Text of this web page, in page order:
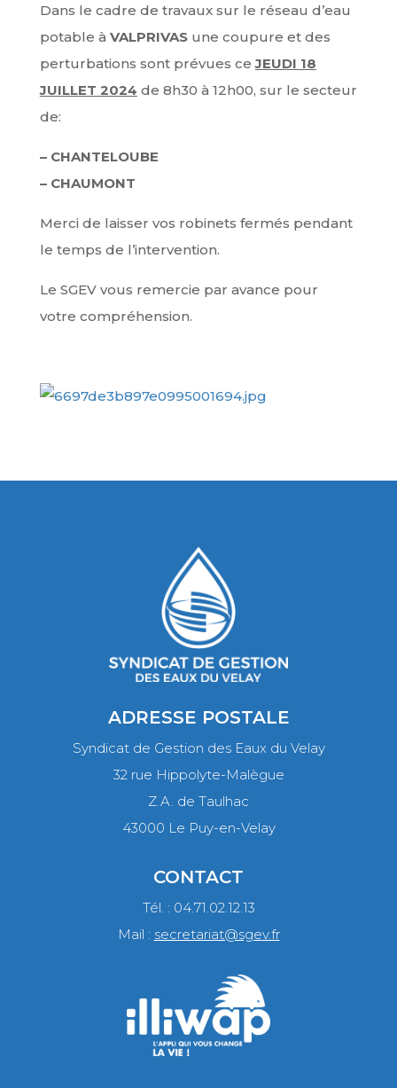
Dans le cadre de travaux sur le réseau d’eau
potable à VALPRIVAS une coupure et des
perturbations sont prévues ceJEUDI 18
JUILLET 2024 de 8h30 à 12h00, sur le secteur
de:
– CHANTELOUBE
– CHAUMONT
Merci de laisser vos robinets fermés pendant
le temps de l’intervention.
Le SGEV vous remercie par avance pour
votre compréhension.
ADRESSE POSTALE
Syndicat de Gestion des Eaux du Velay
32 rue Hippolyte-Malègue
Z.A. de Taulhac
43000 Le Puy-en-Velay
CONTACT
Tél. : 04.71.02.12.13
Mail : secretariat@sgev.fr